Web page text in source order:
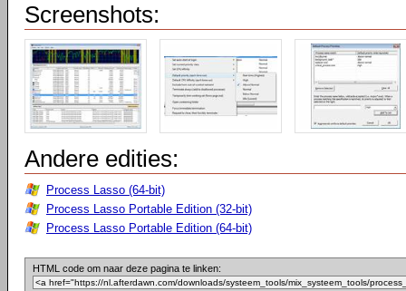
Screenshots:
Andere edities:
Process Lasso (64-bit)
Process Lasso Portable Edition (32-bit)
Process Lasso Portable Edition (64-bit)
HTML code om naar deze pagina te linken: